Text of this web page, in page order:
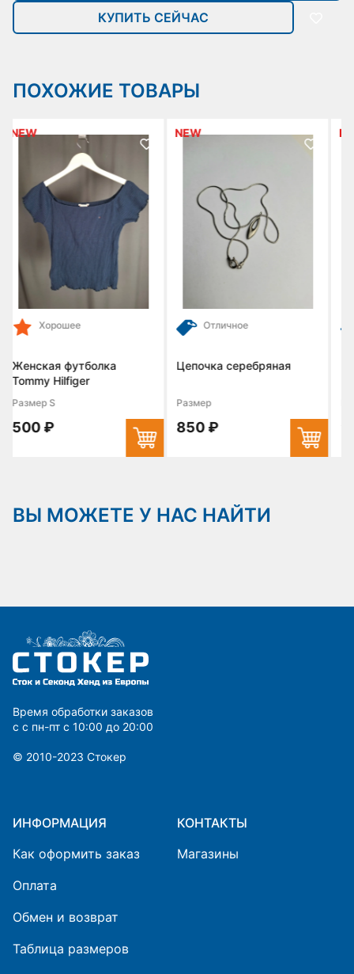
КУПИТЬ СЕЙЧАС
ПОХОЖИЕ ТОВАРЫ
NEW
Цепочка серебряная
850 ₽
NEW
Пижама
950 ₽
ВЫ МОЖЕТЕ У НАС НАЙТИ
Время обработки заказов
с с пн-пт с 10:00 до 20:00
© 2010-2023 Cтокер
ИНФОРМАЦИЯ
Как оформить заказ
Оплата
Обмен и возврат
Таблица размеров
КОНТАКТЫ
Магазины